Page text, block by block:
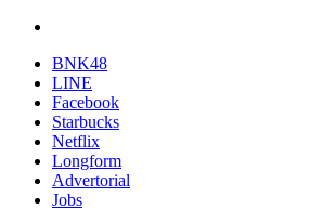
BNK48
LINE
Facebook
Starbucks
Netflix
Longform
Advertorial
Jobs